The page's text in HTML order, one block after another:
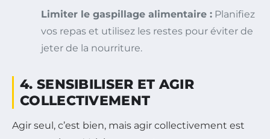
Limiter le gaspillage alimentaire : Planifiez
vos repas et utilisez les restes pour éviter de
jeter de la nourriture.
4. SENSIBILISER ET AGIR
COLLECTIVEMENT
Agir seul, c’est bien, mais agir collectivement est